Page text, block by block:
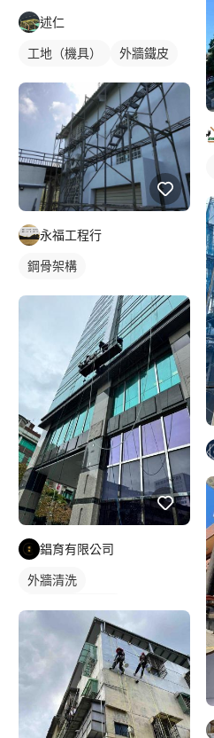
述仁
工地（機具） 外牆鐵皮
永福工程行
鋼骨架構
錩育有限公司
外牆清洗